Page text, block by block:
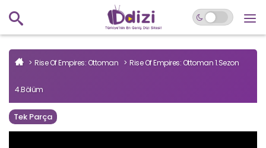
Rise Of Empires: Ottoman Rise Of Empires: Ottoman 1.Sezon
4.Bölüm
Tek Parça